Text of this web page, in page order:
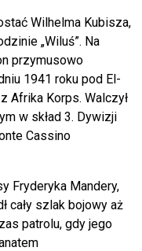
Wilhelma Kubisza,
„Wiluś”. Na
przymusowo
1941 roku pod El-
Afrika Korps. Walczył
w skład 3. Dywizji
Cassino
Fryderyka Mandery,
cały szlak bojowy aż
patrolu, gdy jego